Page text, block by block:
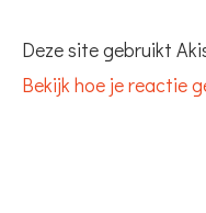
Deze site gebruikt
Bekijk hoe je reactie